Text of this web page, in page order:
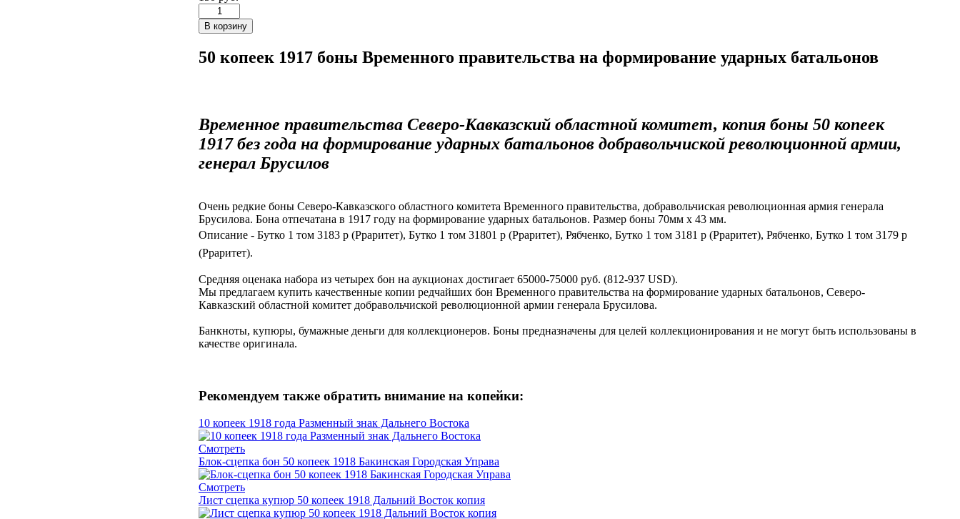
50 копеек 1917 боны Временного правительства на формирование ударных батальонов
Временное правительства Северо-Кавказский областной комитет, копия боны 50 копеек
1917 без года на формирование ударных батальонов добравольчиской революционной армии,
генерал Брусилов
Очень редкие боны Северо-Кавказского областного комитета Временного правительства, добравольчиская революционная армия генерала
Брусилова. Бона отпечатана в 1917 году на формирование ударных батальонов. Размер боны 70мм х 43 мм.
Описание - Бутко 1 том 3183 р (Рраритет), Бутко 1 том 31801 р (Рраритет), Рябченко, Бутко 1 том 3181 р (Рраритет), Рябченко, Бутко 1 том 3179 р
(Рраритет).
Средняя оценака набора из четырех бон на аукционах достигает 65000-75000 руб. (812-937 USD).
Мы предлагаем купить качественные копии редчайших бон Временного правительства на формирование ударных батальонов, Северо-
Кавказский областной комитет добравольчиской революционной армии генерала Брусилова.
Банкноты, купюры, бумажные деньги для коллекционеров. Боны предназначены для целей коллекционирования и не могут быть использованы в
качестве оригинала.
Рекомендуем также обратить внимание на копейки:
10 копеек 1918 года Разменный знак Дальнего Востока
Смотреть
Блок-сцепка бон 50 копеек 1918 Бакинская Городская Управа
Смотреть
Лист сцепка купюр 50 копеек 1918 Дальний Восток копия